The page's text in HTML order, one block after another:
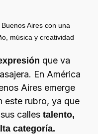
Aires con una
música y creatividad
que va
En América
Aires emerge
este rubro, ya que
callestalento,
categoría.